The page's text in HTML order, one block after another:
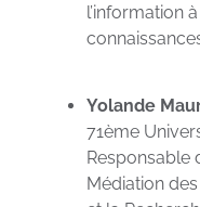
l’information
Yolande
71ème
Responsable
Médiation